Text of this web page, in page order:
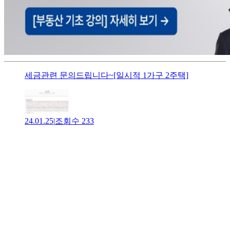
세금관련 문의드립니다~[일시적 1가구 2주택]
24.01.25|조회수 233